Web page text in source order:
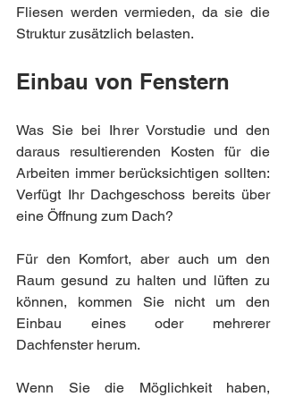
Fliesen werden vermieden, da sie die
Struktur zusätzlich belasten.
Einbau von Fenstern
Was Sie bei Ihrer Vorstudie und den
daraus resultierenden Kosten für die
Arbeiten immer berücksichtigen sollten:
Verfügt Ihr Dachgeschoss bereits über
eine Öffnung zum Dach?
Für den Komfort, aber auch um den
Raum gesund zu halten und lüften zu
können, kommen Sie nicht um den
Einbau eines oder mehrerer
Dachfenster herum.
Wenn Sie die Möglichkeit haben,